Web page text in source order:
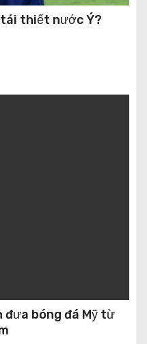
tái thiết nước Ý?
đưa bóng đá Mỹ từ